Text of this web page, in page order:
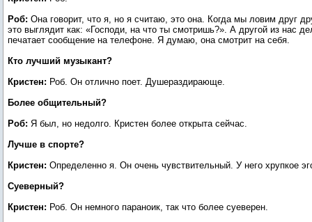
Роб: Она говорит, что я, но я считаю, это она. Когда мы ловим друг
это выглядит как: «Господи, на что ты смотришь?». А другой из нас
печатает сообщение на телефоне. Я думаю, она смотрит на себя.
Кто лучший музыкант?
Кристен: Роб. Он отлично поет. Душераздирающе.
Более общительный?
Роб: Я был, но недолго. Кристен более открыта сейчас.
Лучше в спорте?
Кристен: Определенно я. Он очень чувствительный. У него хрупкое
Суеверный?
Кристен: Роб. Он немного параноик, так что более суеверен.